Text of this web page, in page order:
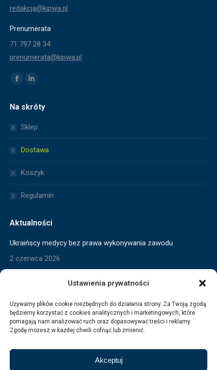
Ustawienia prywatności
Używamy plików cookie niezbędnych do działania strony. Za Twoją zgodą
będziemy korzystać z cookies analitycznych i marketingowych, które
pomagają nam analizować ruch oraz dopasowywać treści i reklamy.
Zgodę możesz w każdej chwili cofnąć lub zmienić.
Akceptuj
redakcja@kipwa.pl
Prenumerata
71 797 28 34
prenumerata@kipwa.pl
Znajdź nas na:
Facebook
opens
window
opens
window
Na skróty
Sklep
Dostawa
Koszyk
Regulamin
Aktualności
Ukraińscy medycy bez prawa wykonywania zawodu
2 czerwca 2026
Skrócony czas pracy w toku
Wygaszanie pomocy dla Ukraińców
3 marca 2026